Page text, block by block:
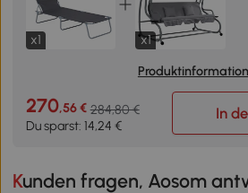
x1
x1
Produktinformation
270,56 € 284,80 €
Du sparst: 14,24 €
In
Kunden fragen, Aosom